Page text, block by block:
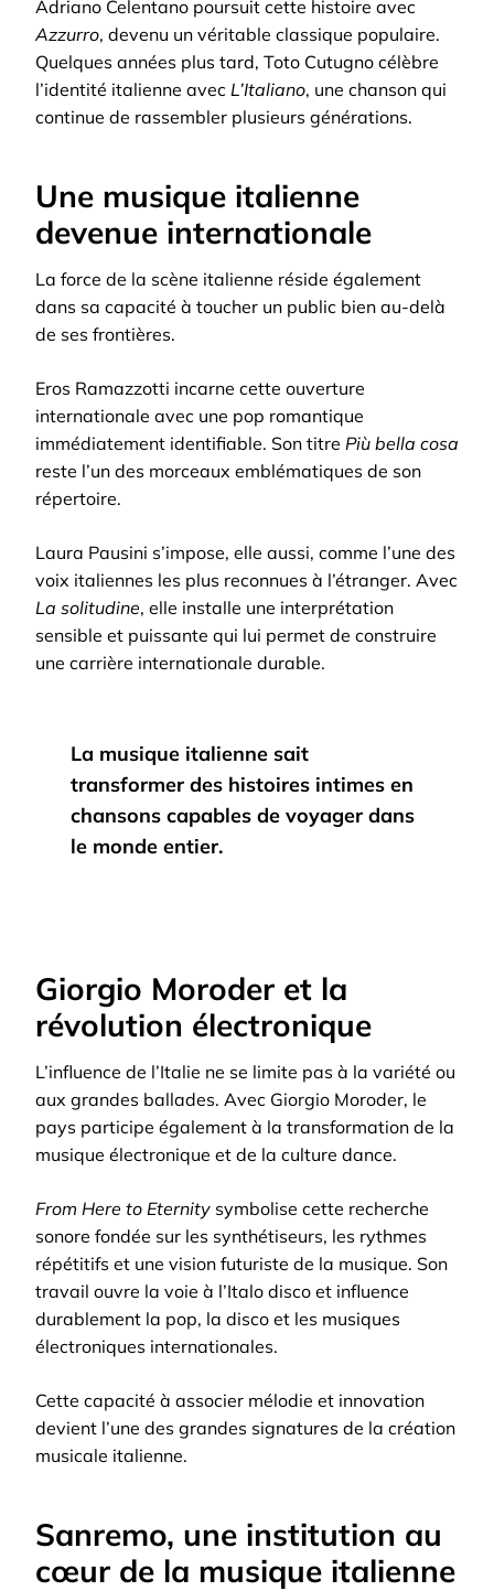
Adriano Celentano poursuit cette histoire avec
Azzurro, devenu un véritable classique populaire.
Quelques années plus tard, Toto Cutugno célèbre
l’identité italienne avec L’Italiano, une chanson qui
continue de rassembler plusieurs générations.
Une musique italienne
devenue internationale
La force de la scène italienne réside également
dans sa capacité à toucher un public bien au-delà
de ses frontières.
Eros Ramazzotti incarne cette ouverture
internationale avec une pop romantique
immédiatement identifiable. Son titre Più bella cosa
reste l’un des morceaux emblématiques de son
répertoire.
Laura Pausini s’impose, elle aussi, comme l’une des
voix italiennes les plus reconnues à l’étranger. Avec
La solitudine, elle installe une interprétation
sensible et puissante qui lui permet de construire
une carrière internationale durable.
La musique italienne sait
transformer des histoires intimes en
chansons capables de voyager dans
le monde entier.
Giorgio Moroder et la
révolution électronique
L’influence de l’Italie ne se limite pas à la variété ou
aux grandes ballades. Avec Giorgio Moroder, le
pays participe également à la transformation de la
musique électronique et de la culture dance.
From Here to Eternity symbolise cette recherche
sonore fondée sur les synthétiseurs, les rythmes
répétitifs et une vision futuriste de la musique. Son
travail ouvre la voie à l’Italo disco et influence
durablement la pop, la disco et les musiques
électroniques internationales.
Cette capacité à associer mélodie et innovation
devient l’une des grandes signatures de la création
musicale italienne.
Sanremo, une institution au
cœur de la musique italienne